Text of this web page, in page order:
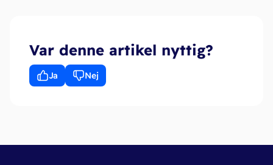
Var denne artikel nyttig?
Ja Nej